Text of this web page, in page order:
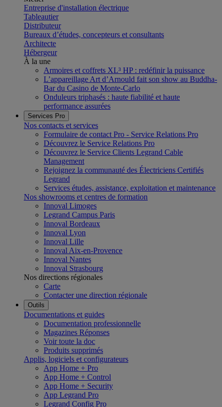
Entreprise d'installation électrique
Tableautier
Distributeur
Bureaux d’études, concepteurs et consultants
Architecte
Hébergeur
À la une
Armoires et coffrets XL³ HP : redéfinir la puissance
L’appareillage Art d’Arnould fait son show au Buddha-
Bar du Casino de Monte-Carlo
Onduleurs triphasés : haute fiabilité et haute
performance assurées
Services Pro
Nos contacts et services
Formulaire de contact Pro - Service Relations Pro
Découvrez le Service Relations Pro
Découvrez le Service Clients Legrand Cable
Management
Rejoignez la communauté des Électriciens Certifiés
Legrand
Services études, assistance, exploitation et maintenance
Nos showrooms et centres de formation
Innoval Limoges
Legrand Campus Paris
Innoval Bordeaux
Innoval Lyon
Innoval Lille
Innoval Aix-en-Provence
Innoval Nantes
Innoval Strasbourg
Nos directions régionales
Carte
Contacter une direction régionale
Outils
Documentations et guides
Documentation professionnelle
Magazines Réponses
Voir toute la doc
Produits supprimés
Applis, logiciels et configurateurs
App Home + Pro
App Home + Control
App Home + Security
App Legrand Pro
Legrand Config Pro